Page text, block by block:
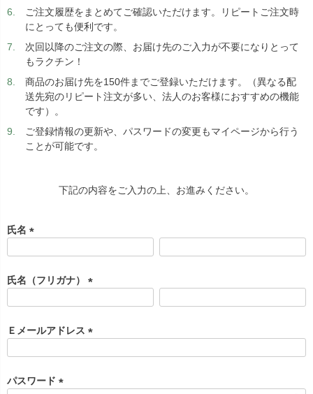
ご注文履歴をまとめてご確認いただけます。リピートご注文時
にとっても便利です。
次回以降のご注文の際、お届け先のご入力が不要になりとって
もラクチン！
商品のお届け先を150件までご登録いただけます。（異なる配
送先宛のリピート注文が多い、法人のお客様におすすめの機能
です）。
ご登録情報の更新や、パスワードの変更もマイページから行う
ことが可能です。
下記の内容をご入力の上、お進みください。
氏名
須
)
氏名（フリガナ）
須
)
Ｅメールアドレス
パスワード